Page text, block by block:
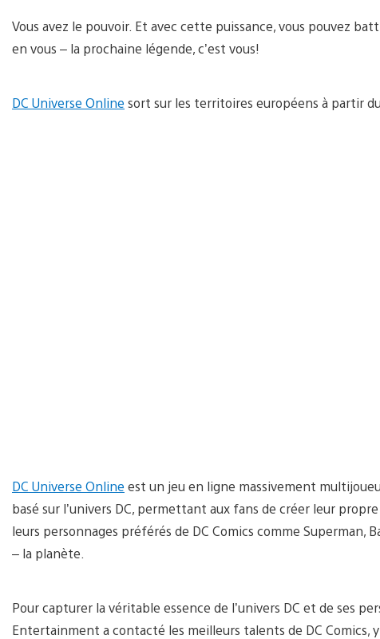
Vous avez le pouvoir. Et avec cette puissance, vous pouvez
en vous – la prochaine légende, c’est vous!
DC Universe Online sort sur les territoires européens à partir
DC Universe Online est un jeu en ligne massivement
basé sur l’univers DC, permettant aux fans de créer leur
leurs personnages préférés de DC Comics comme Superman,
– la planète.
Pour capturer la véritable essence de l’univers DC et de ses
Entertainment a contacté les meilleurs talents de DC Comics,